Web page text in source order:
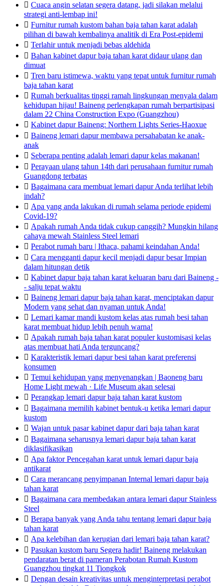
 Cuaca angin selatan segera datang, jadi silakan melalui
strategi anti-lembap ini!
 Furnitur rumah kustom bahan baja tahan karat adalah
pilihan di bawah kembalinya analitik di Era Post-epidemi
 Terlahir untuk menjadi bebas aldehida
 Bahan kabinet dapur baja tahan karat didaur ulang dan
dimuat
 Tren baru istimewa, waktu yang tepat untuk furnitur rumah
baja tahan karat
 Rumah berkualitas tinggi ramah lingkungan menyala dalam
kehidupan hijau! Baineng perlengkapan rumah berpartisipasi
dalam 22 China Construction Expo (Guangzhou)
 Kabinet dapur Baineng: Northern Lights Series-Haoxue
 Baineng lemari dapur membawa persahabatan ke anak-
anak
 Seberapa penting adalah lemari dapur kelas makanan!
 Perayaan ulang tahun 14th dari perusahaan furnitur rumah
Guangdong terbatas
 Bagaimana cara membuat lemari dapur Anda terlihat lebih
indah?
 Apa yang anda lakukan di rumah selama periode epidemi
Covid-19?
 Apakah rumah Anda tidak cukup canggih? Mungkin hilang
cahaya mewah Stainless Steel lemari
 Perabot rumah baru | Ithaca, pahami keindahan Anda!
 Cara mengganti dapur kecil menjadi dapur besar Impian
dalam hitungan detik
 Kabinet dapur baja tahan karat keluaran baru dari Baineng -
- salju tepat waktu
 Baineng lemari dapur baja tahan karat, menciptakan dapur
Modern yang sehat dan nyaman untuk Anda!
 Lemari kamar mandi kustom kelas atas rumah besi tahan
karat membuat hidup lebih penuh warna!
 Apakah rumah baja tahan karat populer kustomisasi kelas
atas membuat hati Anda terguncang?
 Karakteristik lemari dapur besi tahan karat preferensi
konsumen
 Temui kehidupan yang menyenangkan | Baoneng baru
Home Light mewah · Life Museum akan selesai
 Perangkap lemari dapur baja tahan karat kustom
 Bagaimana memilih kabinet bentuk-u ketika lemari dapur
kustom
 Wajan untuk pasar kabinet dapur dari baja tahan karat
 Bagaimana seharusnya lemari dapur baja tahan karat
diklasifikasikan
 Apa faktor Pencegahan karat untuk lemari dapur baja
antikarat
 Cara merancang penyimpanan Internal lemari dapur baja
tahan karat
 Bagaimana cara membedakan antara lemari dapur Stainless
Steel
 Berapa banyak yang Anda tahu tentang lemari dapur baja
tahan karat
 Apa kelebihan dan kerugian dari lemari baja tahan karat?
 Pasukan kustom baru Segera hadir! Baineng melakukan
pendaratan berat di pameran Perabotan Rumah Kustom
Guangzhou tingkat 11 Tiongkok
 Dengan desain kreativitas untuk menginterpretasi perabot